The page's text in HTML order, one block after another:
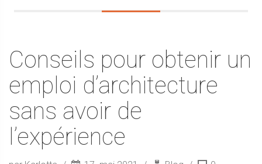
Conseils pour obtenir un
emploi d’architecture
sans avoir de
l’expérience